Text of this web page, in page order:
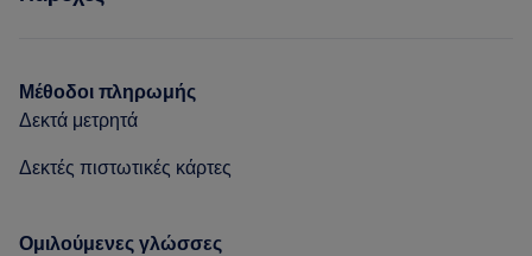
Νύχια Μαλλιά
Πορτφόλιο
Μαλλιά
Νύχια
Μέθοδοι πληρωμής
Δεκτά μετρητά
Δεκτές πιστωτικές κάρτες
Ομιλούμενες γλώσσες